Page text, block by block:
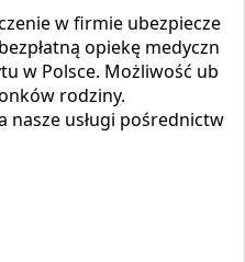
w firmie ubezpiecze
opiekę medyczn
w Polsce. Możliwość ub
rodziny.
nasze usługi pośrednictw